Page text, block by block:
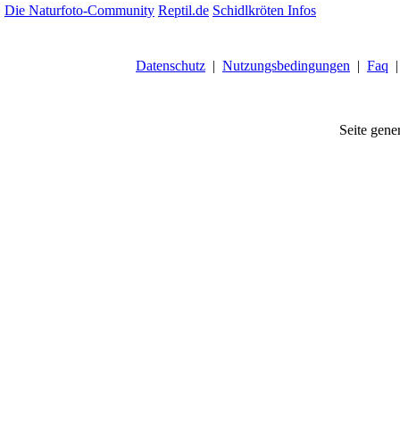
Die Naturfoto-Community Reptil.de Schidlkröten Infos
Datenschutz | Nutzungsbedingungen | Faq
Seite